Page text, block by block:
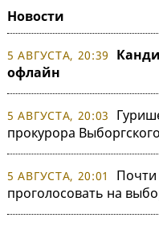
Новости
5 АВГУСТА, 20:39
офлайн
5 АВГУСТА, 20:03
прокурора
5 АВГУСТА, 20:01
Почти
проголосовать на